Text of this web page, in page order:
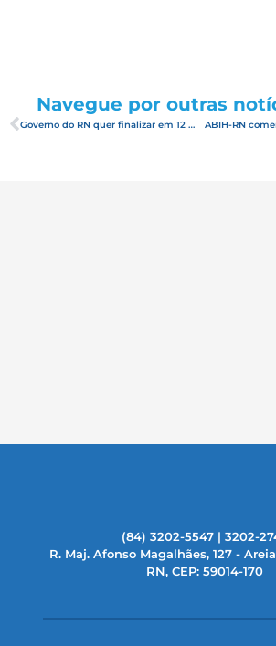
Navegue por outras
Governo do RN quer finalizar em 12 meses estudos para mais seis PPPs
(84) 3202-5547 | 3202-
R. Maj. Afonso Magalhães, 127 -
RN, CEP: 59014-170